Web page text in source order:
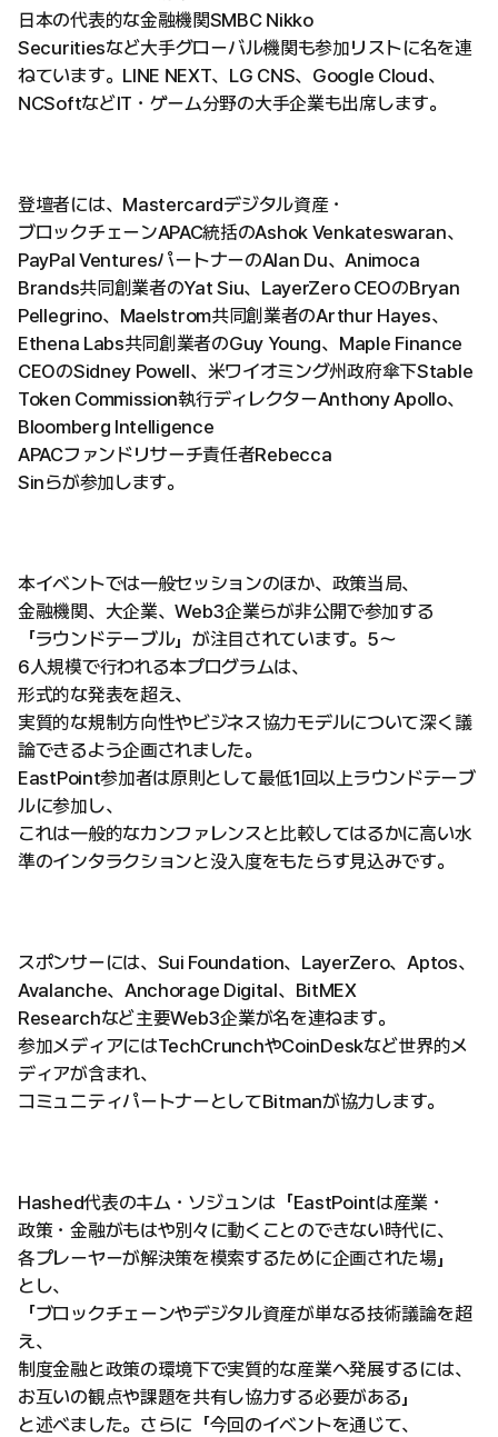
日本の代表的な金融機関SMBC Nikko
Securitiesなど大手グローバル機関も参加リストに名を連
ねています。LINE NEXT、LG CNS、Google Cloud、
NCSoftなどIT・ゲーム分野の大手企業も出席します。
登壇者には、Mastercardデジタル資産・
ブロックチェーンAPAC統括のAshok Venkateswaran、
PayPal VenturesパートナーのAlan Du、Animoca
Brands共同創業者のYat Siu、LayerZero CEOのBryan
Pellegrino、Maelstrom共同創業者のArthur Hayes、
Ethena Labs共同創業者のGuy Young、Maple Finance
CEOのSidney Powell、米ワイオミング州政府傘下Stable
Token Commission執行ディレクターAnthony Apollo、
Bloomberg Intelligence
APACファンドリサーチ責任者Rebecca
Sinらが参加します。
本イベントでは一般セッションのほか、政策当局、
金融機関、大企業、Web3企業らが非公開で参加する
「ラウンドテーブル」が注目されています。5〜
6人規模で行われる本プログラムは、
形式的な発表を超え、
実質的な規制方向性やビジネス協力モデルについて深く議
論できるよう企画されました。
EastPoint参加者は原則として最低1回以上ラウンドテーブ
ルに参加し、
これは一般的なカンファレンスと比較してはるかに高い水
準のインタラクションと没入度をもたらす見込みです。
スポンサーには、Sui Foundation、LayerZero、Aptos、
Avalanche、Anchorage Digital、BitMEX
Researchなど主要Web3企業が名を連ねます。
参加メディアにはTechCrunchやCoinDeskなど世界的メ
ディアが含まれ、
コミュニティパートナーとしてBitmanが協力します。
Hashed代表のキム・ソジュンは「EastPointは産業・
政策・金融がもはや別々に動くことのできない時代に、
各プレーヤーが解決策を模索するために企画された場」
とし、
「ブロックチェーンやデジタル資産が単なる技術議論を超
え、
制度金融と政策の環境下で実質的な産業へ発展するには、
お互いの観点や課題を共有し協力する必要がある」
と述べました。さらに「今回のイベントを通じて、